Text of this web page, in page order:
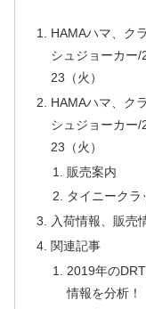
HAMAハマ、ク
シュジョーカー/
23（火）
HAMAハマ、ク
シュジョーカー/
23（火）
販売案内
タイニークラ
入荷情報、販売
関連記事
2019年の
情報を分析！